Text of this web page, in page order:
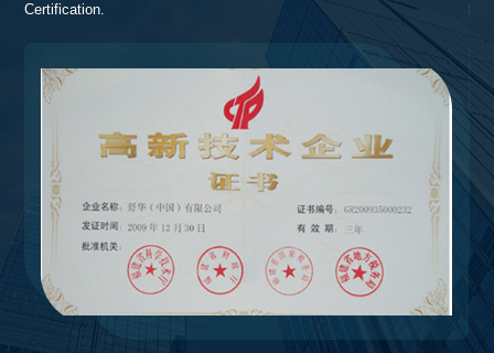
Certification.